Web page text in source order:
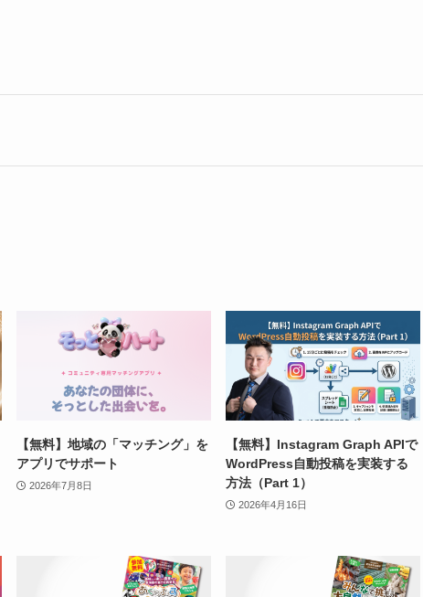
【無料】地域の「マッチング」を
アプリでサポート
2026年7月8日
【無料】Instagram Graph APIで
WordPress自動投稿を実装する
方法（Part 1）
2026年4月16日